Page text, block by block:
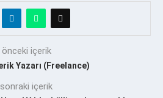
önceki içerik
Yazarı (Freelance)
sonraki içerik